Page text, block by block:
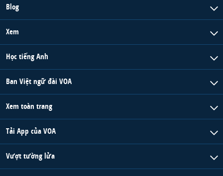
Blog
Xem
Học tiếng Anh
Ban Việt ngữ đài VOA
Xem toàn trang
Tải App của VOA
Vượt tường lửa